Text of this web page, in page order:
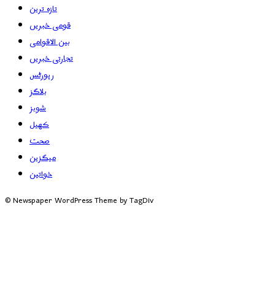
تازہ ترین
قومی خبریں
بین الاقوامی
تجارتی خبریں
رپورٹس
بلاگز
شوبز
کھیل
صحت
میگزین
خواتین
© Newspaper WordPress Theme by TagDiv